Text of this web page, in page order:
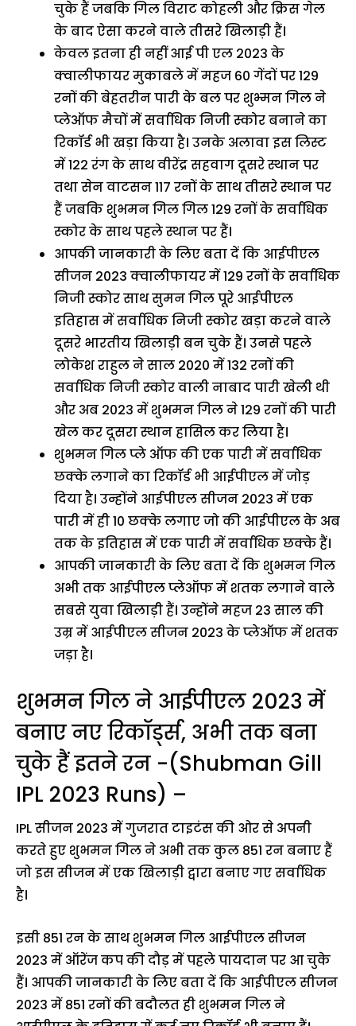
चुके हैं जबकि गिल विराट कोहली और क्रिस गेल
के बाद ऐसा करने वाले तीसरे खिलाड़ी हैं।
केवल इतना ही नहीं आई पी एल 2023 के
क्वालीफायर मुकाबले में महज 60 गेंदों पर 129
रनों की बेहतरीन पारी के बल पर शुभ्मन गिल ने
प्लेऑफ मैचों में सर्वाधिक निजी स्कोर बनाने का
रिकॉर्ड भी खड़ा किया है। उनके अलावा इस लिस्ट
में 122 रंग के साथ वीरेंद्र सहवाग दूसरे स्थान पर
तथा सेन वाटसन 117 रनों के साथ तीसरे स्थान पर
हैं जबकि शुभमन गिल गिल 129 रनों के सर्वाधिक
स्कोर के साथ पहले स्थान पर हैं।
आपकी जानकारी के लिए बता दें कि आईपीएल
सीजन 2023 क्वालीफायर में 129 रनों के सर्वाधिक
निजी स्कोर साथ सुमन गिल पूरे आईपीएल
इतिहास में सर्वाधिक निजी स्कोर खड़ा करने वाले
दूसरे भारतीय खिलाड़ी बन चुके हैं। उनसे पहले
लोकेश राहुल ने साल 2020 में 132 रनों की
सर्वाधिक निजी स्कोर वाली नाबाद पारी खेली थी
और अब 2023 में शुभमन गिल ने 129 रनों की पारी
खेल कर दूसरा स्थान हासिल कर लिया है।
शुभमन गिल प्ले ऑफ की एक पारी में सर्वाधिक
छक्के लगाने का रिकॉर्ड भी आईपीएल में जोड़
दिया है। उन्होंने आईपीएल सीजन 2023 में एक
पारी में ही 10 छक्के लगाए जो की आईपीएल के अब
तक के इतिहास में एक पारी में सर्वाधिक छक्के हैं।
आपकी जानकारी के लिए बता दें कि शुभमन गिल
अभी तक आईपीएल प्लेऑफ में शतक लगाने वाले
सबसे युवा खिलाड़ी हैं। उन्होंने महज 23 साल की
उम्र में आईपीएल सीजन 2023 के प्लेऑफ में शतक
जड़ा है।
शुभमन गिल ने आईपीएल 2023 में
बनाए नए रिकॉर्ड्स, अभी तक बना
चुके हैं इतने रन -(Shubman Gill
IPL 2023 Runs) –
IPL सीजन 2023 में गुजरात टाइटंस की ओर से अपनी
करते हुए शुभमन गिल ने अभी तक कुल 851 रन बनाए हैं
जो इस सीजन में एक खिलाड़ी द्वारा बनाए गए सर्वाधिक
है।
इसी 851 रन के साथ शुभमन गिल आईपीएल सीजन
2023 में ऑरेंज कप की दौड़ में पहले पायदान पर आ चुके
हैं। आपकी जानकारी के लिए बता दें कि आईपीएल सीजन
2023 में 851 रनों की बदौलत ही शुभमन गिल ने